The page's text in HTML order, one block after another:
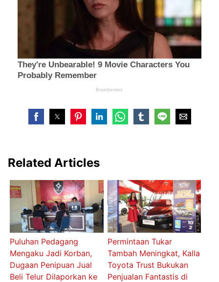
Related Articles
Puluhan Pedagang
Mengaku Jadi Korban,
Dugaan Penipuan Jual
Beli Telur Dilaporkan ke
Permintaan Tukar
Tambah Meningkat, Kalla
Toyota Trust Bukukan
Penjualan Fantastis di